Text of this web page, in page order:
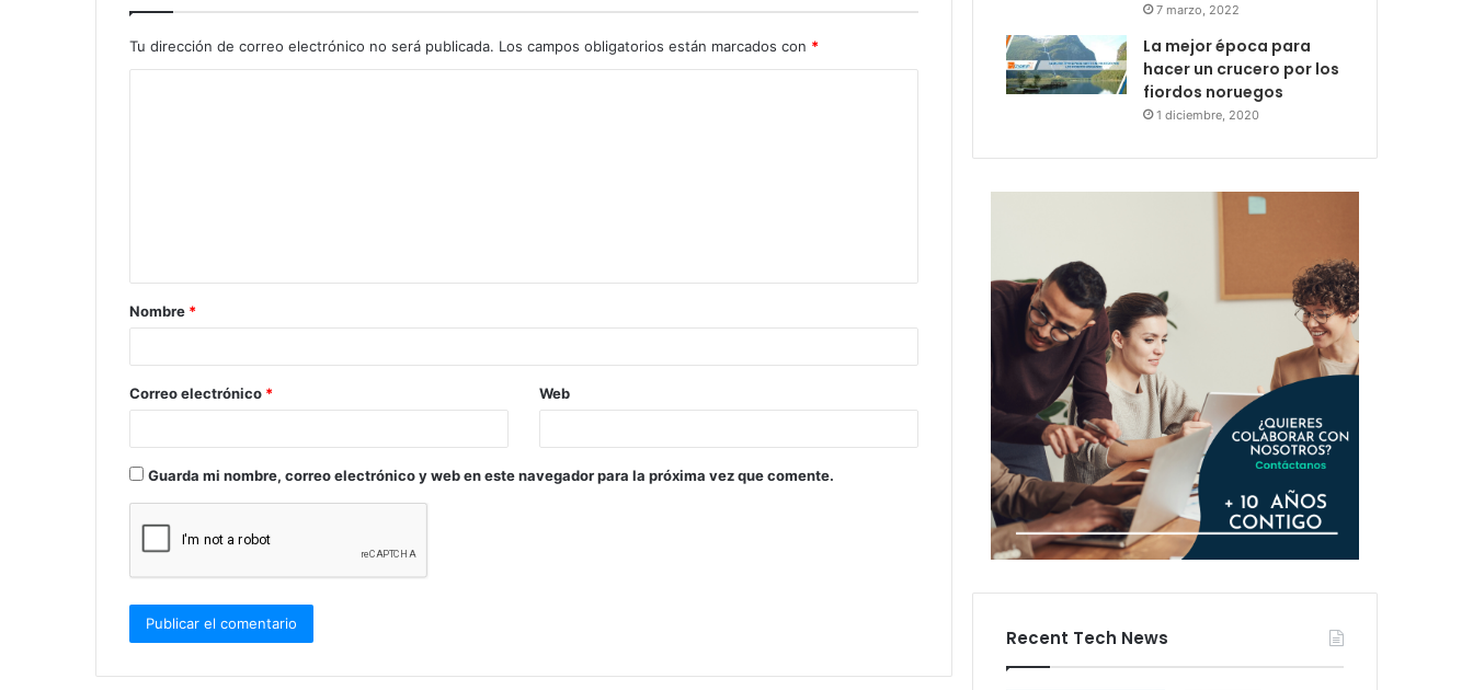
Tu dirección de correo electrónico no será publicada. Los campos obligatorios están marcados con *
a
r
*
Nombre *
Correo electrónico * Web
Guarda mi nombre, correo electrónico y web en este navegador para la próxima vez que comente.
7 marzo, 2022
La mejor época para
hacer un crucero por los
fiordos noruegos
1 diciembre, 2020
Recent Tech News